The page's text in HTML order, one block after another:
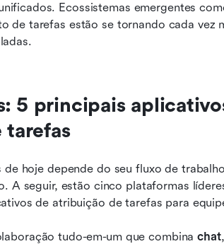
Ecossistemas emergentes
de tarefas estão se tornando cada vez
5 principais
tarefas
hoje depende do seu fluxo de
A seguir, estão cinco plataformas
de atribuição de tarefas para
tudo-em-um que combina chat,